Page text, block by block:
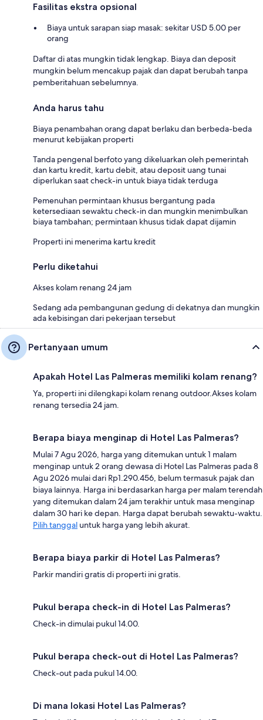
Fasilitas ekstra opsional
Biaya untuk sarapan siap masak: sekitar USD 5.00 per
orang
Daftar di atas mungkin tidak lengkap. Biaya dan deposit
mungkin belum mencakup pajak dan dapat berubah tanpa
pemberitahuan sebelumnya.
Anda harus tahu
Biaya penambahan orang dapat berlaku dan berbeda-beda
menurut kebijakan properti
Tanda pengenal berfoto yang dikeluarkan oleh pemerintah
dan kartu kredit, kartu debit, atau deposit uang tunai
diperlukan saat check-in untuk biaya tidak terduga
Pemenuhan permintaan khusus bergantung pada
ketersediaan sewaktu check-in dan mungkin menimbulkan
biaya tambahan; permintaan khusus tidak dapat dijamin
Properti ini menerima kartu kredit
Perlu diketahui
Akses kolam renang 24 jam
Sedang ada pembangunan gedung di dekatnya dan mungkin
ada kebisingan dari pekerjaan tersebut
Pertanyaan umum
Apakah Hotel Las Palmeras memiliki kolam renang?
Ya, properti ini dilengkapi kolam renang outdoor.Akses kolam
renang tersedia 24 jam.
Berapa biaya menginap di Hotel Las Palmeras?
Mulai 7 Agu 2026, harga yang ditemukan untuk 1 malam
menginap untuk 2 orang dewasa di Hotel Las Palmeras pada 8
Agu 2026 mulai dari Rp1.290.456, belum termasuk pajak dan
biaya lainnya. Harga ini berdasarkan harga per malam terendah
yang ditemukan dalam 24 jam terakhir untuk masa menginap
dalam 30 hari ke depan. Harga dapat berubah sewaktu-waktu.
Pilih tanggal untuk harga yang lebih akurat.
Berapa biaya parkir di Hotel Las Palmeras?
Parkir mandiri gratis di properti ini gratis.
Pukul berapa check-in di Hotel Las Palmeras?
Check-in dimulai pukul 14.00.
Pukul berapa check-out di Hotel Las Palmeras?
Check-out pada pukul 14.00.
Di mana lokasi Hotel Las Palmeras?